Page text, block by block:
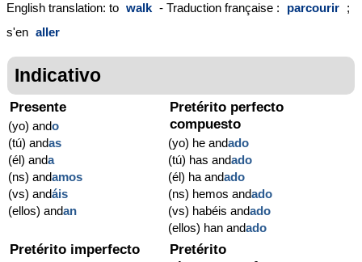
English translation: to walk - Traduction française : parcourir ;
s'en aller
Indicativo
Presente
(yo) ando
(tú) andas
(él) anda
(ns) andamos
(vs) andáis
(ellos) andan
Pretérito perfecto
compuesto
(yo) he andado
(tú) has andado
(él) ha andado
(ns) hemos andado
(vs) habéis andado
(ellos) han andado
Pretérito imperfecto
Pretérito